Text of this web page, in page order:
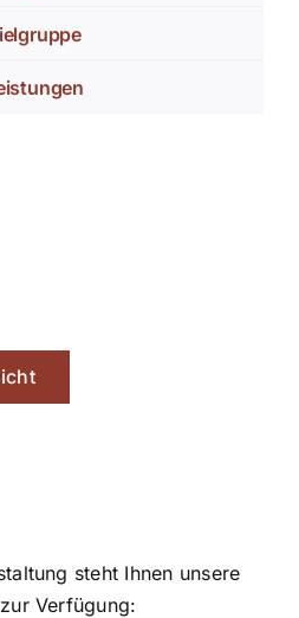
steht Ihnen unsere
Verfügung: